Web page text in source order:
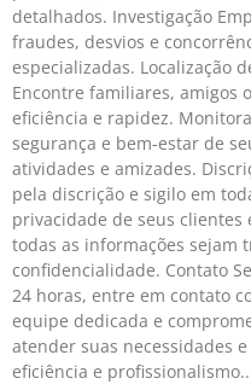
detalhados. Investigação
fraudes, desvios e
especializadas. Localização
Encontre familiares, amigos
eficiência e rapidez.
segurança e bem-estar de
atividades e amizades.
pela discrição e sigilo em
privacidade de seus
todas as informações sejam
confidencialidade. Contato
24 horas, entre em contato
equipe dedicada e
atender suas necessidades
eficiência e profissionalismo.